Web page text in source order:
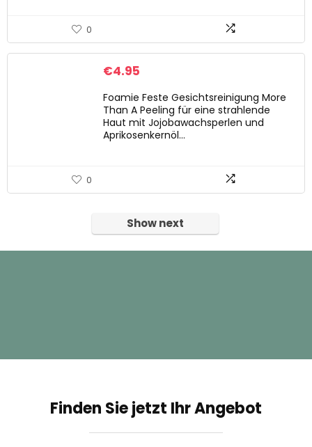
0
€4.95
Foamie Feste Gesichtsreinigung More
Than A Peeling für eine strahlende
Haut mit Jojobawachsperlen und
Aprikosenkernöl…
0
Show next
Finden Sie jetzt Ihr Angebot